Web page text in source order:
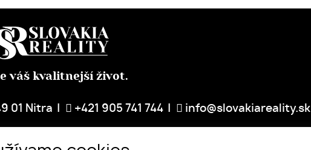
váš kvalitnejší život.
01 Nitra +421 905 741 744 info@slovakiareality.sk